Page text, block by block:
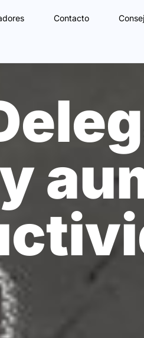
Contacto